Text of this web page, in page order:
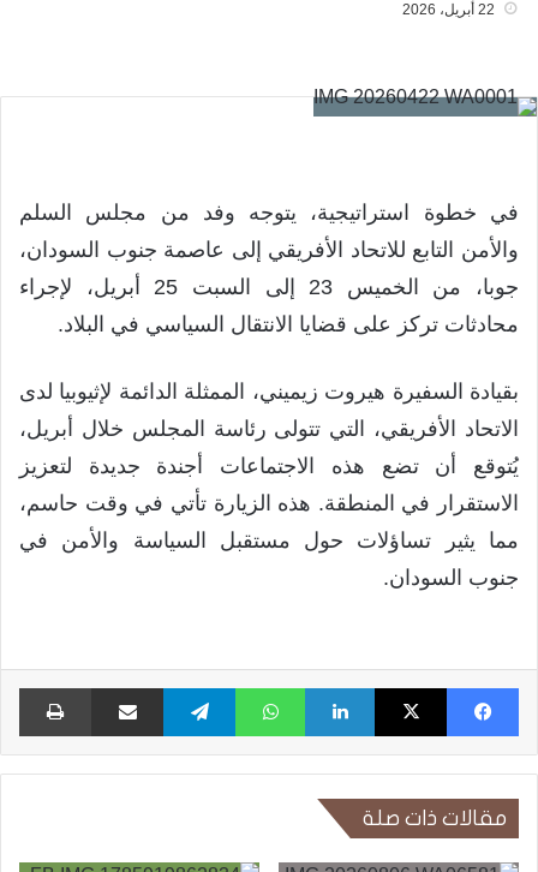
22 أبريل، 2026
في خطوة استراتيجية، يتوجه وفد من مجلس السلم
والأمن التابع للاتحاد الأفريقي إلى عاصمة جنوب السودان،
جوبا، من الخميس 23 إلى السبت 25 أبريل، لإجراء
محادثات تركز على قضايا الانتقال السياسي في البلاد.
بقيادة السفيرة هيروت زيميني، الممثلة الدائمة لإثيوبيا لدى
الاتحاد الأفريقي، التي تتولى رئاسة المجلس خلال أبريل،
يُتوقع أن تضع هذه الاجتماعات أجندة جديدة لتعزيز
الاستقرار في المنطقة. هذه الزيارة تأتي في وقت حاسم،
مما يثير تساؤلات حول مستقبل السياسة والأمن في
جنوب السودان.
فيسبوك X لينكدإن واتساب تيلقرام مشاركة عبر البريد
مقالات ذات صلة